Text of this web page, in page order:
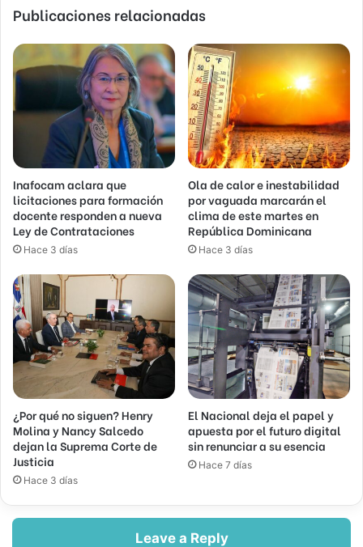
Publicaciones relacionadas
Inafocam aclara que
licitaciones para formación
docente responden a nueva
Ley de Contrataciones
Hace 3 días
Ola de calor e inestabilidad
por vaguada marcarán el
clima de este martes en
República Dominicana
Hace 3 días
¿Por qué no siguen? Henry
Molina y Nancy Salcedo
dejan la Suprema Corte de
Justicia
Hace 3 días
El Nacional deja el papel y
apuesta por el futuro digital
sin renunciar a su esencia
Hace 7 días
Leave a Reply